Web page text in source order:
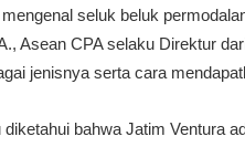
seluk beluk
Asean CPA selaku Direktur
jenisnya serta cara
diketahui bahwa Jatim Ventura